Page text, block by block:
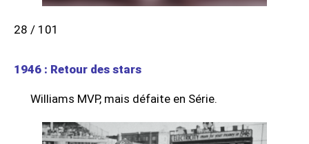
28 / 101
1946 : Retour des stars
Williams MVP, mais défaite en Série.